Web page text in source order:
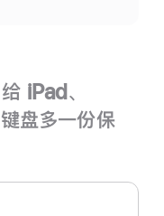
给 iPad、
盘多一份保